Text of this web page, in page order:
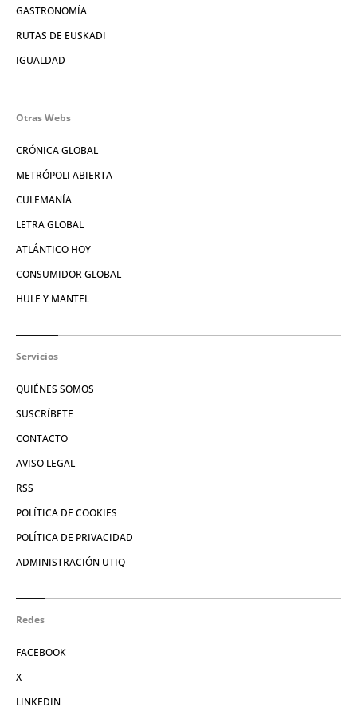
GASTRONOMÍA
RUTAS DE EUSKADI
IGUALDAD
Otras Webs
CRÓNICA GLOBAL
METRÓPOLI ABIERTA
CULEMANÍA
LETRA GLOBAL
ATLÁNTICO HOY
CONSUMIDOR GLOBAL
HULE Y MANTEL
Servicios
QUIÉNES SOMOS
SUSCRÍBETE
CONTACTO
AVISO LEGAL
RSS
POLÍTICA DE COOKIES
POLÍTICA DE PRIVACIDAD
ADMINISTRACIÓN UTIQ
Redes
FACEBOOK
X
LINKEDIN